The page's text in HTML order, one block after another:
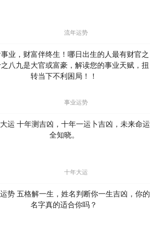
流年运势
业，财富伴终生！哪日出生的人最有财官之
八九是大官或富豪，解读您的事业天赋，扭
转当下不利困局！！
事业运势
运 十年测吉凶，十年一运卜吉凶，未来命运
全知晓。
十年大运
势 五格解一生，姓名判断你一生吉凶，你的
名字真的适合你吗？